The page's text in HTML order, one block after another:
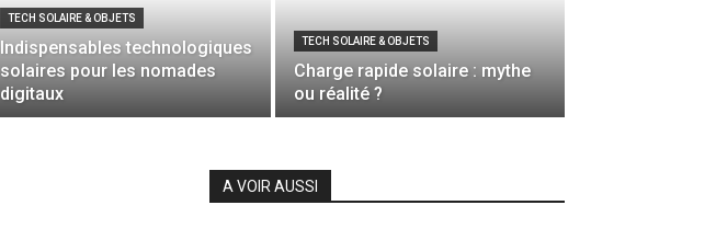
TECH SOLAIRE & OBJETS
Indispensables technologiques
solaires pour les nomades
digitaux
TECH SOLAIRE & OBJETS
Charge rapide solaire : mythe
ou réalité ?
A VOIR AUSSI